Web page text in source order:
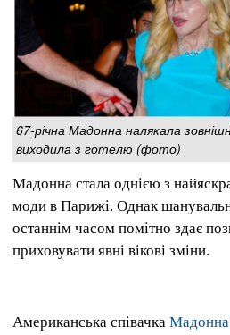
67-річна Мадонна налякала
виходила з готелю (фото)
Мадонна стала однією з
моди в Парижі. Однак
останнім часом помітно здає
приховувати явні вікові зміни.
Американська співачка Мадонна